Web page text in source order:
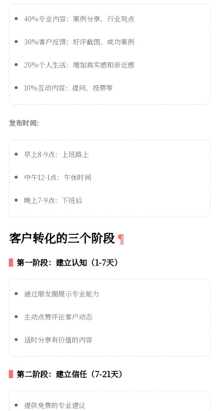
40%专业内容：案例分享、行业观点
30%客户反馈：好评截图、成功案例
20%个人生活：增加真实感和亲近感
10%互动内容：提问、投票等
发布时间：
早上8-9点：上班路上
中午12-1点：午休时间
晚上7-9点：下班后
客户转化的三个阶段
第一阶段：建立认知（1-7天）
通过朋友圈展示专业能力
主动点赞评论客户动态
适时分享有价值的内容
第二阶段：建立信任（7-21天）
提供免费的专业建议